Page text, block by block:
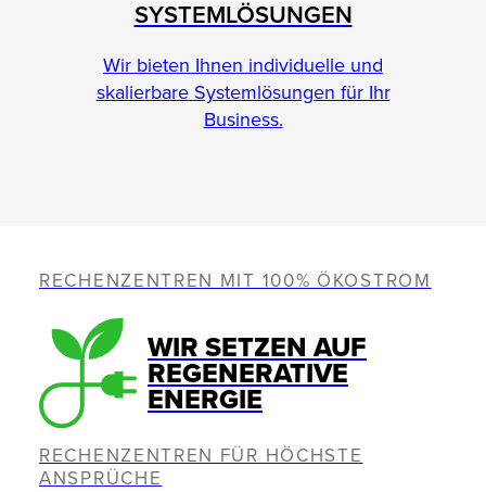
SYSTEMLÖSUNGEN
Wir bieten Ihnen individuelle und
skalierbare Systemlösungen für Ihr
Business.
RECHENZENTREN MIT 100% ÖKOSTROM
WIR SETZEN AUF
REGENERATIVE
ENERGIE
RECHENZENTREN FÜR HÖCHSTE
ANSPRÜCHE